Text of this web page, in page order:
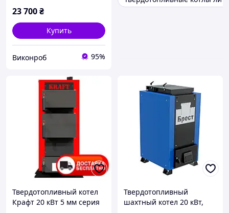
23 700₴
Купить
Виконроб 95%
Твердотопливный котел
Крафт 20 кВт 5 мм серия
Твердотопливный
шахтный котел 20 кВт,